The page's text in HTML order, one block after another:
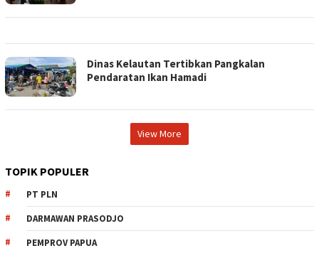
Dinas Kelautan Tertibkan Pangkalan
Pendaratan Ikan Hamadi
View More
TOPIK POPULER
PT PLN
DARMAWAN PRASODJO
PEMPROV PAPUA